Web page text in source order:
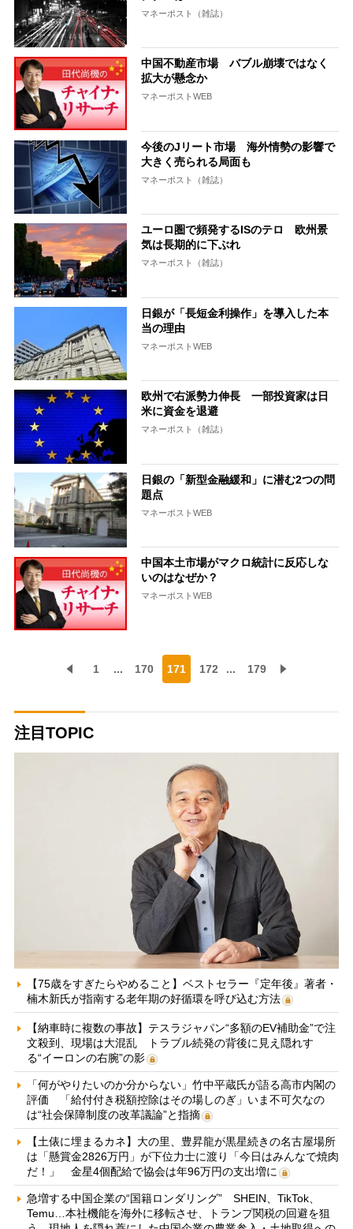
マネーポスト（雑誌）
中国不動産市場 バブル崩壊ではなく
拡大が懸念か
マネーポストWEB
今後のJリート市場 海外情勢の影響で
大きく売られる局面も
マネーポスト（雑誌）
ユーロ圏で頻発するISのテロ 欧州景
気は長期的に下ぶれ
マネーポスト（雑誌）
日銀が「長短金利操作」を導入した本
当の理由
マネーポストWEB
欧州で右派勢力伸長 一部投資家は日
米に資金を退避
マネーポスト（雑誌）
日銀の「新型金融緩和」に潜む2つの問
題点
マネーポストWEB
中国本土市場がマクロ統計に反応しな
いのはなぜか？
マネーポストWEB
1 ... 170 171 172 ... 179
注目TOPIC
【75歳をすぎたらやめること】ベストセラー『定年後』著者・
楠木新氏が指南する老年期の好循環を呼び込む方法
【納車時に複数の事故】テスラジャパン“多額のEV補助金”で注
文殺到、現場は大混乱 トラブル続発の背後に見え隠れす
る“イーロンの右腕”の影
「何がやりたいのか分からない」竹中平蔵氏が語る高市内閣の
評価 「給付付き税額控除はその場しのぎ」いま不可欠なの
は“社会保障制度の改革議論”と指摘
【土俵に埋まるカネ】大の里、豊昇龍が黒星続きの名古屋場所
は「懸賞金2826万円」が下位力士に渡り「今日はみんなで焼肉
だ！」 金星4個配給で協会は年96万円の支出増に
急増する中国企業の“国籍ロンダリング” SHEIN、TikTok、
Temu…本社機能を海外に移転させ、トランプ関税の回避を狙